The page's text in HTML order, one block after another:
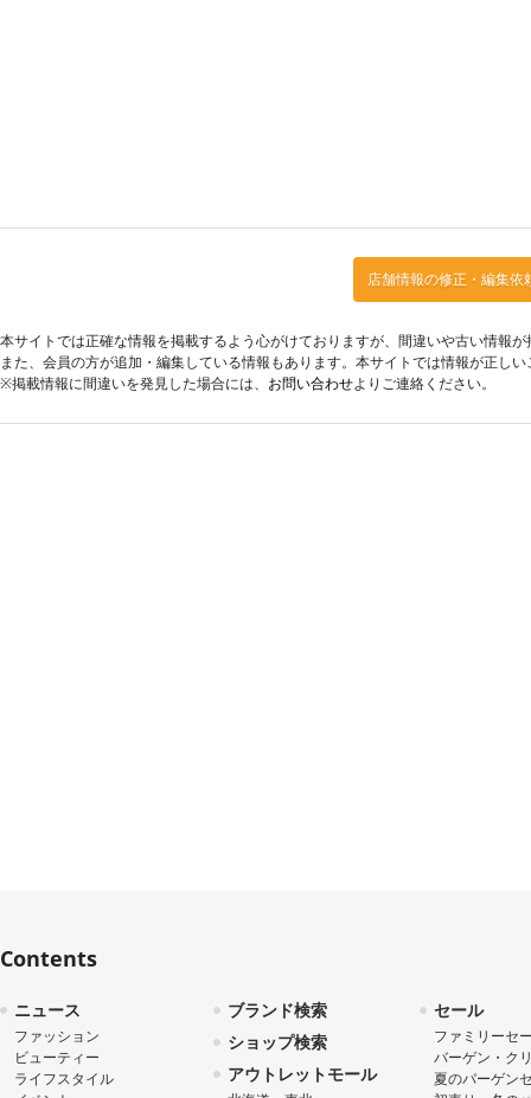
店舗情報の修正・編集依
本サイトでは正確な情報を掲載するよう心がけておりますが、間違いや古い情報
また、会員の方が追加・編集している情報もあります。本サイトでは情報が正し
※掲載情報に間違いを発見した場合には、 お問い合わせよりご連絡ください。
Contents
ニュース
ファッション
ビューティー
ライフスタイル
ブランド検索
ショップ検索
アウトレットモール
セール
ファミリーセ
バーゲン・ク
夏のバーゲン